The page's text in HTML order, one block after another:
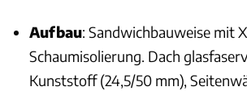
Aufbau: Sandwichbauweise mit
Schaumisolierung. Dach
Kunststoff (24,5/50 mm),